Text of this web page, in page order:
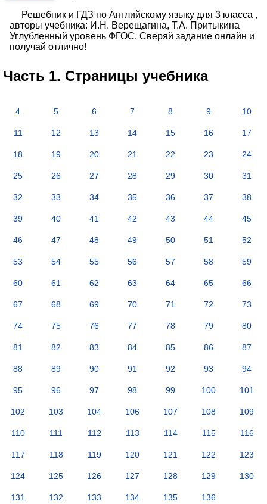
Решебник и ГДЗ по Английскому языку для 3 класса ,
авторы учебника: И.Н. Верещагина, Т.А. Притыкина
Углубленный уровень ФГОС. Сверяй задание онлайн и
получай отлично!
Часть 1. Страницы учебника
4 5 6 7 8 9 10
11 12 13 14 15 16 17
18 19 20 21 22 23 24
25 26 27 28 29 30 31
32 33 34 35 36 37 38
39 40 41 42 43 44 45
46 47 48 49 50 51 52
53 54 55 56 57 58 59
60 61 62 63 64 65 66
67 68 69 70 71 72 73
74 75 76 77 78 79 80
81 82 83 84 85 86 87
88 89 90 91 92 93 94
95 96 97 98 99 100 101
102 103 104 106 107 108 109
110 111 112 113 114 115 116
117 118 119 120 121 122 123
124 125 126 127 128 129 130
131 132 133 134 135 136